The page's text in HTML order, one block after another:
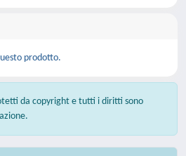
prodotto.
da copyright e tutti i diritti sono